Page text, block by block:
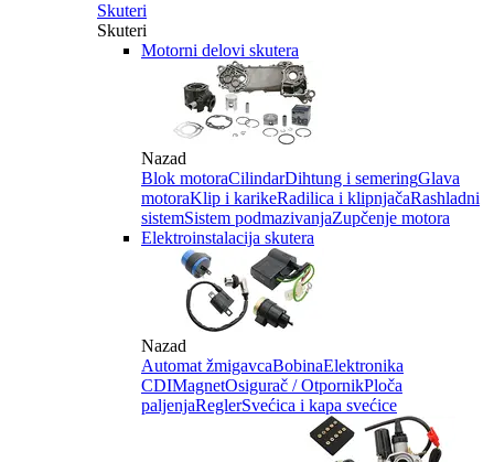
Skuteri
Skuteri
Motorni delovi skutera
Nazad
Blok motoraCilindarDihtung i semeringGlava
motoraKlip i karikeRadilica i klipnjačaRashladni
sistemSistem podmazivanjaZupčenje motora
Elektroinstalacija skutera
Nazad
Automat žmigavcaBobinaElektronika
CDIMagnetOsigurač / OtpornikPloča
paljenjaReglerSvećica i kapa svećice